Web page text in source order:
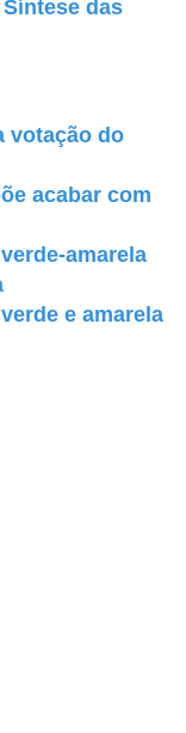
Síntese das
votação do
acabar com
amarela
e amarela